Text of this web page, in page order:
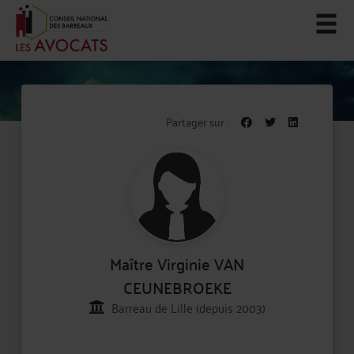
Partager sur :
Maître Virginie VAN
CEUNEBROEKE
Barreau de Lille (depuis 2003)